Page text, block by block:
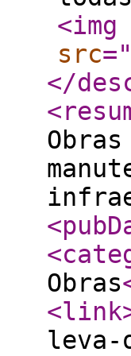
<img
src="
</
Obras
<link
leva-